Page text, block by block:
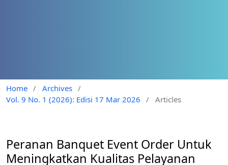
Home / Archives /
Vol. 9 No. 1 (2026): Edisi 17 Mar 2026
/ Articles
Peranan Banquet Event Order Untuk
Meningkatkan Kualitas Pelayanan